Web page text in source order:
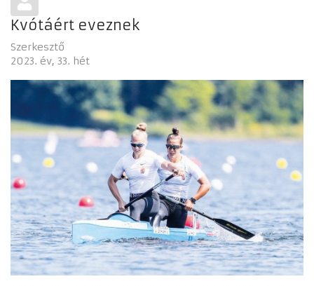
Kvótáért eveznek
Szerkesztő
2023. év 33. hét